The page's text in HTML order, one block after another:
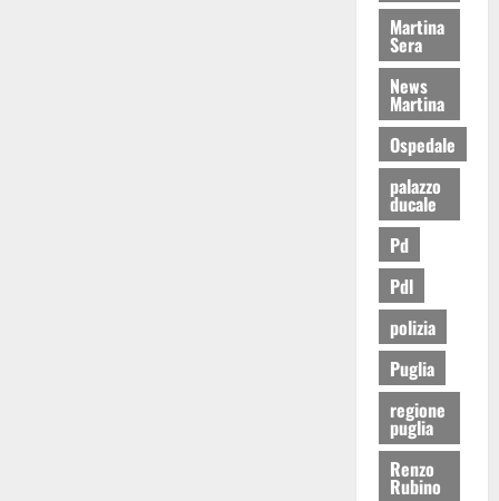
Martina
Sera
News
Martina
Ospedale
palazzo
ducale
Pd
Pdl
polizia
Puglia
regione
puglia
Renzo
Rubino